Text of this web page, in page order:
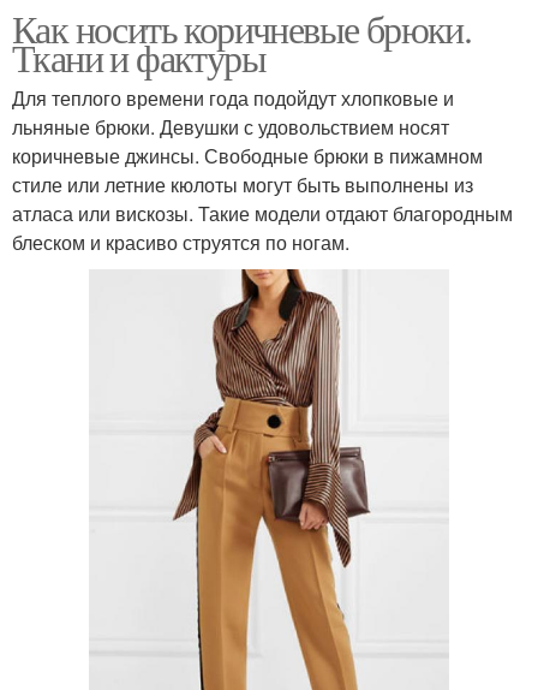
Как носить коричневые брюки.
Ткани и фактуры
Для теплого времени года подойдут хлопковые и
льняные брюки. Девушки с удовольствием носят
коричневые джинсы. Свободные брюки в пижамном
стиле или летние кюлоты могут быть выполнены из
атласа или вискозы. Такие модели отдают благородным
блеском и красиво струятся по ногам.